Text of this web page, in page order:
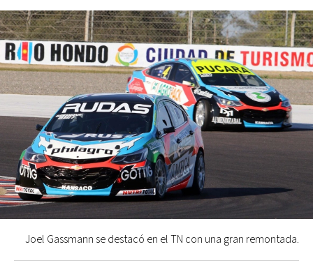
Joel Gassmann se destacó en el TN con una gran remontada.